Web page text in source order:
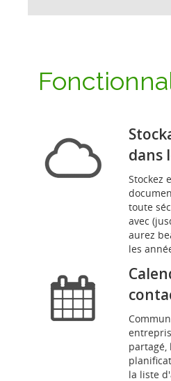
dans
Stockez
toute
avec
aurez
les
partagé,
la liste